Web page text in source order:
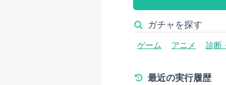
ガチャを探す
ゲーム アニメ 診断
最近の実行履歴